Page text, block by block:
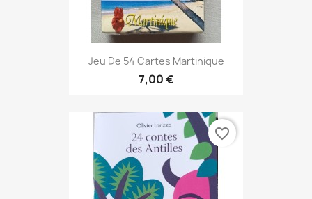
Jeu De 54 Cartes Martinique
7,00 €
favorite_border